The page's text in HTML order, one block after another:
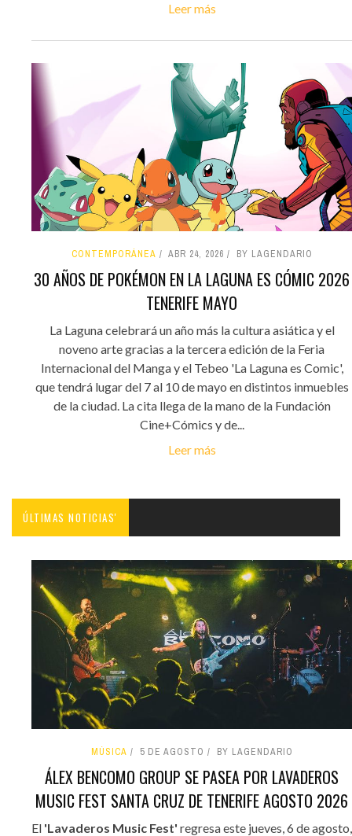
Leer más
CONTEMPORÁNEA ABR 24, 2026 BY LAGENDARIO
30 AÑOS DE POKÉMON EN LA LAGUNA ES CÓMIC 2026
TENERIFE MAYO
La Laguna celebrará un año más la cultura asiática y el
noveno arte gracias a la tercera edición de la Feria
Internacional del Manga y el Tebeo 'La Laguna es Comic',
que tendrá lugar del 7 al 10 de mayo en distintos inmuebles
de la ciudad. La cita llega de la mano de la Fundación
Cine+Cómics y de...
Leer más
ÚLTIMAS NOTICIAS'
MÚSICA 5 DE AGOSTO BY LAGENDARIO
ÁLEX BENCOMO GROUP SE PASEA POR LAVADEROS
MUSIC FEST SANTA CRUZ DE TENERIFE AGOSTO 2026
El 'Lavaderos Music Fest' regresa este jueves, 6 de agosto,